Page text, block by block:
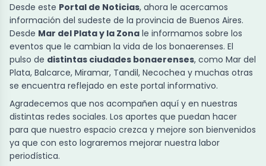
Desde este Portal de Noticias, ahora le acercamos
información del sudeste de la provincia de Buenos Aires.
Desde Mar del Plata y la Zona le informamos sobre los
eventos que le cambian la vida de los bonaerenses. El
pulso de distintas ciudades bonaerenses, como Mar del
Plata, Balcarce, Miramar, Tandil, Necochea y muchas otras
se encuentra reflejado en este portal informativo.
Agradecemos que nos acompañen aquí y en nuestras
distintas redes sociales. Los aportes que puedan hacer
para que nuestro espacio crezca y mejore son bienvenidos
ya que con esto lograremos mejorar nuestra labor
periodística.